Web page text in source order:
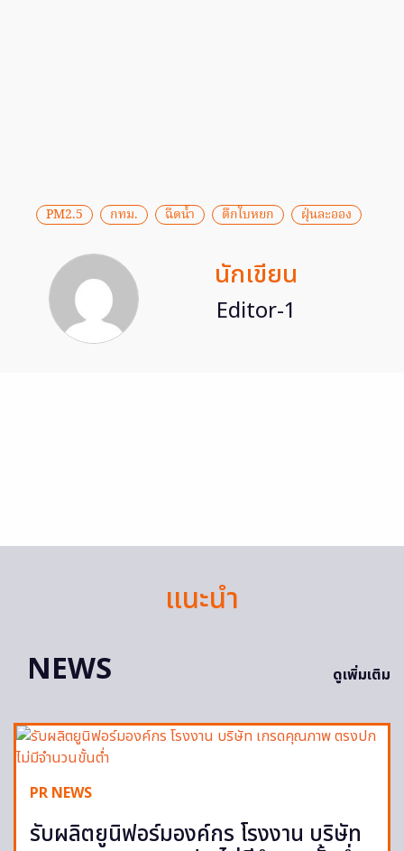
PM2.5 กทม. ฉีดน้ำ ตึกใบหยก ฝุ่นละออง
นักเขียน
Editor-1
แนะนำ
NEWS
ดูเพิ่มเติม
PR NEWS
รับผลิตยูนิฟอร์มองค์กร โรงงาน บริษัท